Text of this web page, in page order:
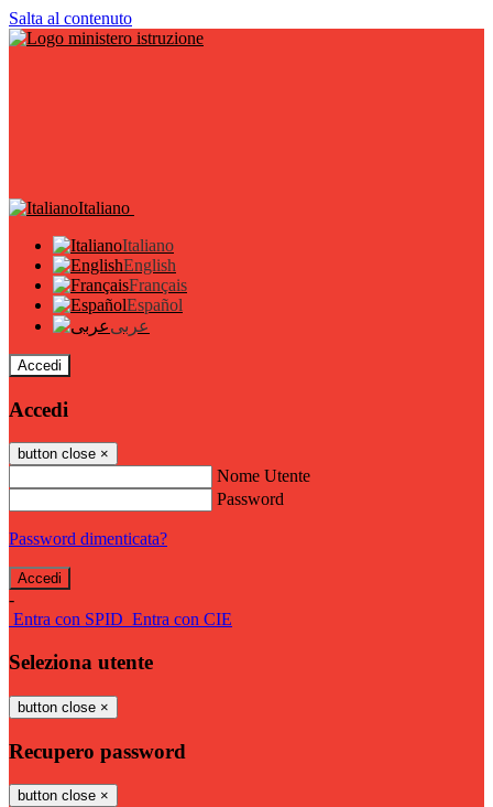
Salta al contenuto
Italiano
Italiano
English
Français
Español
عربى
Accedi
Accedi
button close ×
Nome Utente
Password
Password dimenticata?
-
Entra con SPID Entra con CIE
Seleziona utente
button close ×
Recupero password
button close ×